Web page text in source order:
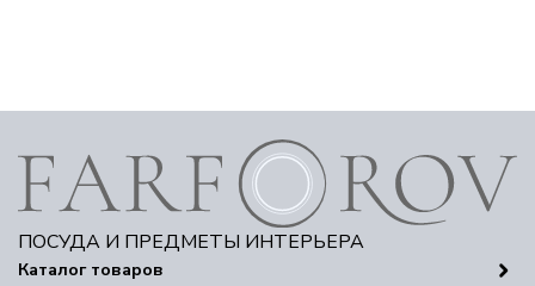
ПОСУДА И ПРЕДМЕТЫ ИНТЕРЬЕРА
Каталог товаров